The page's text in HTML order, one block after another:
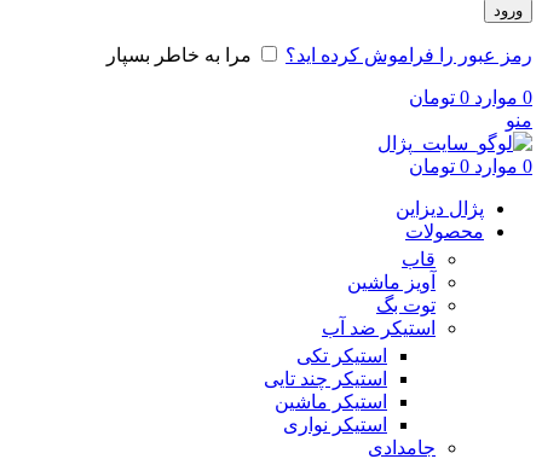
ورود
رمز عبور را فراموش کرده اید؟ مرا به خاطر بسپار
0 موارد 0 تومان
منو
0 موارد 0 تومان
پژال دیزاین
محصولات
قاب
آویز ماشین
توت بگ
استیکر ضد آب
استیکر تکی
استیکر چند تایی
استیکر ماشین
استیکر نواری
جامدادی